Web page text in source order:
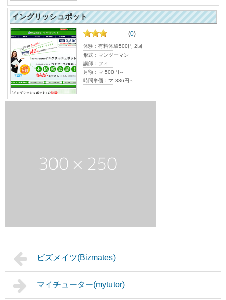
イングリッシュポット
(0)
体験：有料体験500円 2回
形式：マンツーマン
講師：フィ
月額：マ 500円～
時間単価：マ 336円～
ビズメイツ(Bizmates)
マイチューター(mytutor)